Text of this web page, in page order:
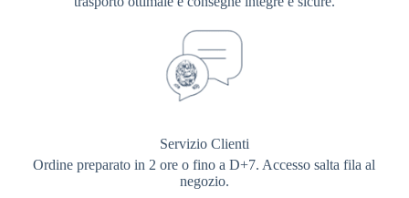
Servizio Clienti
Ordine preparato in 2 ore o fino a D+7. Accesso salta fila al
negozio.